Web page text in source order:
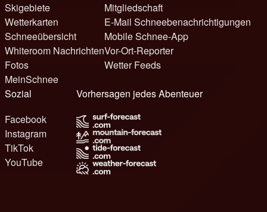
Skigebiete
Wetterkarten
Schneeübersicht
Whiteroom Nachrichten
Fotos
MeinSchnee
Mitgliedschaft
E-Mail Schneebenachrichtigungen
Mobile Schnee-App
Vor-Ort-Reporter
Wetter Feeds
Sozial
Facebook
Instagram
TikTok
YouTube
Vorhersagen jedes Abenteuer